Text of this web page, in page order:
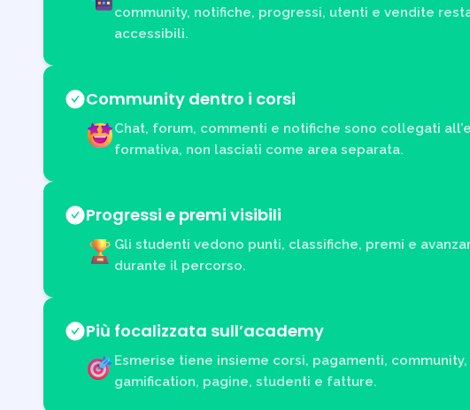
community, notifiche, progressi, utenti e vendite
accessibili.
Community dentro i corsi
Chat, forum, commenti e notifiche sono collegati
formativa, non lasciati come area separata.
Progressi e premi visibili
Gli studenti vedono punti, classifiche, premi e
durante il percorso.
Più focalizzata sull’academy
Esmerise tiene insieme corsi, pagamenti, community,
gamification, pagine, studenti e fatture.